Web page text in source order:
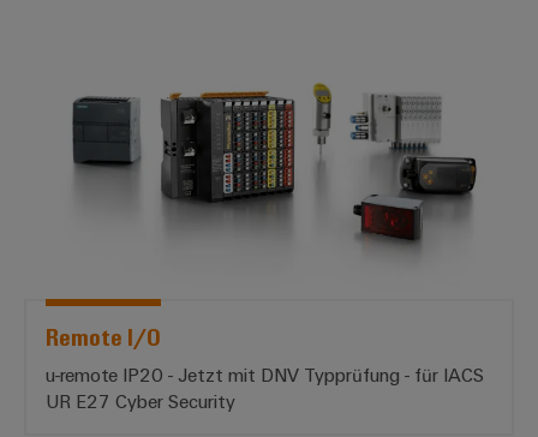
Remote I/O
u-remote IP20 - Jetzt mit DNV Typprüfung - für IACS
UR E27 Cyber Security